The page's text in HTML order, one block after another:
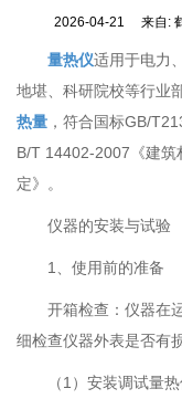
2026-04-21 来自:
量热仪适用于电力、
地堪、科研院校等行业
热量，符合国标GB/
B/T 14402-2007《建筑
定》。
仪器的安装与试验
1、使用前的准备
开箱检查：仪器在
细检查仪器外表是否有
（1）安装调试量